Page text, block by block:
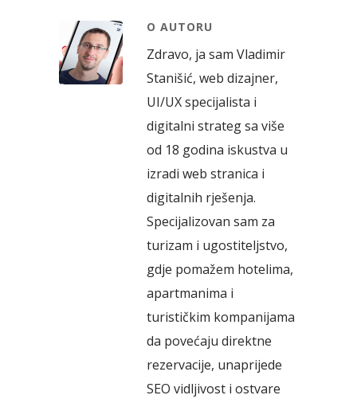
O AUTORU
Zdravo, ja sam Vladimir
Stanišić, web dizajner,
UI/UX specijalista i
digitalni strateg sa više
od 18 godina iskustva u
izradi web stranica i
digitalnih rješenja.
Specijalizovan sam za
turizam i ugostiteljstvo,
gdje pomažem hotelima,
apartmanima i
turističkim kompanijama
da povećaju direktne
rezervacije, unaprijede
SEO vidljivost i ostvare